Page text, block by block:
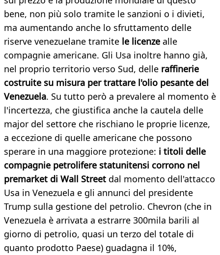
bene, non più solo tramite le sanzioni o i divieti,
ma aumentando anche lo sfruttamento delle
riserve venezuelane tramite le licenze alle
compagnie americane. Gli Usa inoltre hanno già,
nel proprio territorio verso Sud, delle raffinerie
costruite su misura per trattare l'olio pesante del
Venezuela. Su tutto però a prevalere al momento è
l'incertezza, che giustifica anche la cautela delle
major del settore che rischiano le proprie licenze,
a eccezione di quelle americane che possono
sperare in una maggiore protezione: i titoli delle
compagnie petrolifere statunitensi corrono nel
premarket di Wall Street dal momento dell'attacco
Usa in Venezuela e gli annunci del presidente
Trump sulla gestione del petrolio. Chevron (che in
Venezuela è arrivata a estrarre 300mila barili al
giorno di petrolio, quasi un terzo del totale di
quanto prodotto Paese) guadagna il 10%,